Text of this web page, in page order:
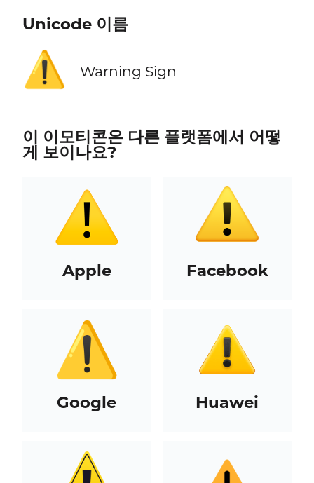
Unicode 이름
⚠️ Warning Sign
이 이모티콘은 다른 플랫폼에서 어떻
게 보이나요?
Apple Facebook
Google Huawei